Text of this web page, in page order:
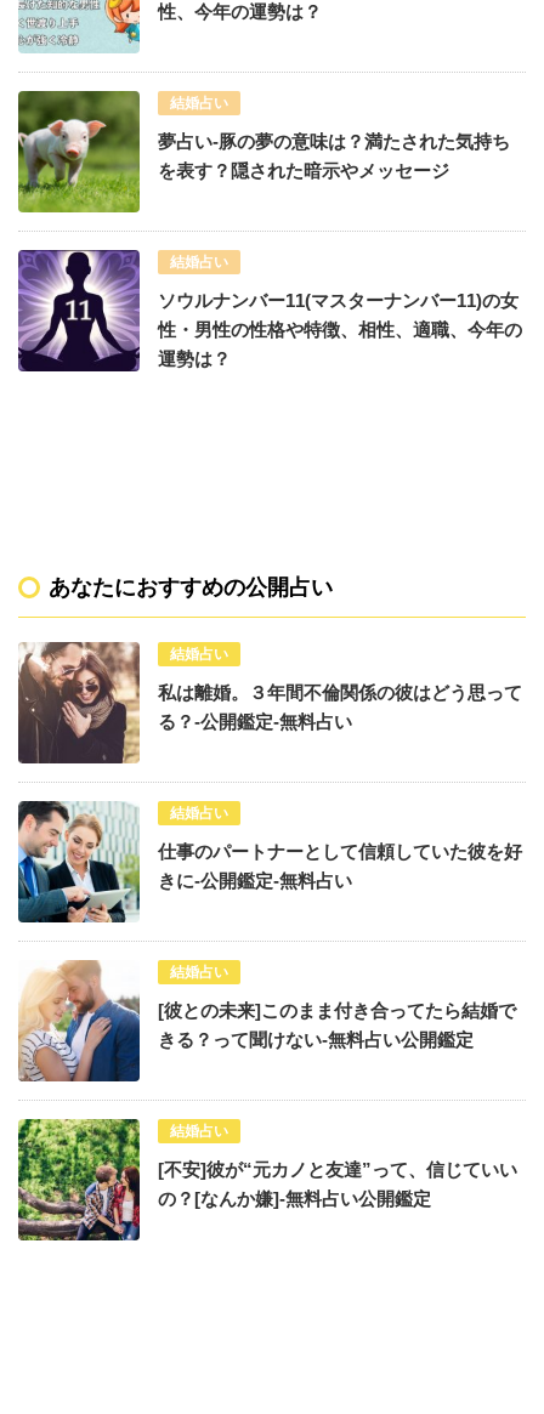
性、今年の運勢は？
結婚占い
夢占い-豚の夢の意味は？満たされた気持ち
を表す？隠された暗示やメッセージ
結婚占い
ソウルナンバー11(マスターナンバー11)の女
性・男性の性格や特徴、相性、適職、今年の
運勢は？
あなたにおすすめの公開占い
結婚占い
私は離婚。３年間不倫関係の彼はどう思って
る？-公開鑑定-無料占い
結婚占い
仕事のパートナーとして信頼していた彼を好
きに-公開鑑定-無料占い
結婚占い
[彼との未来]このまま付き合ってたら結婚で
きる？って聞けない-無料占い公開鑑定
結婚占い
[不安]彼が“元カノと友達”って、信じていい
の？[なんか嫌]-無料占い公開鑑定